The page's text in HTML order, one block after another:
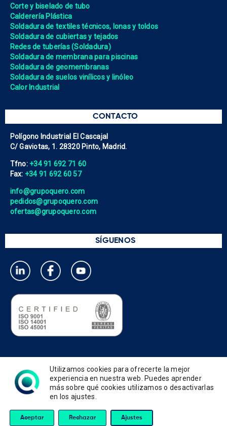
Corte y biselado de tubo
Calderería Plástica
Soldadura de textiles técnicos, lonas y toldos
Soldadura de cubiertas y tejados
Redes de tuberías (Soldadura)
Soldadura de membrana para piscinas
Soldadura de geomembranas
Soldadura de suelos vinílicos y linóleo
Calor Industrial
CONTACTO
Polígono Industrial El Cascajal
C/ Gaviotas, 1. 28320 Pinto, Madrid.
Tfno: +34 91 692 71 60
Fax: +34 91 692 60 57
info@grupoquero.com
pedidos@grupoquero.com
ofertas@grupoquero.com
SÍGUENOS
Política de privacidad
Política de cookies
Política de gestión integrada
Términos de uso y condiciones
Aviso legal
Querotools © 2026
Utilizamos cookies para ofrecerte la mejor
experiencia en nuestra web. Puedes aprender
más sobre qué cookies utilizamos o desactivarlas
en los ajustes.
Aceptar Rechazar Ajustes